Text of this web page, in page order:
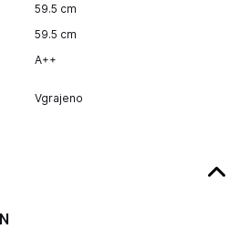
59.5 cm
59.5 cm
A++
Vgrajeno